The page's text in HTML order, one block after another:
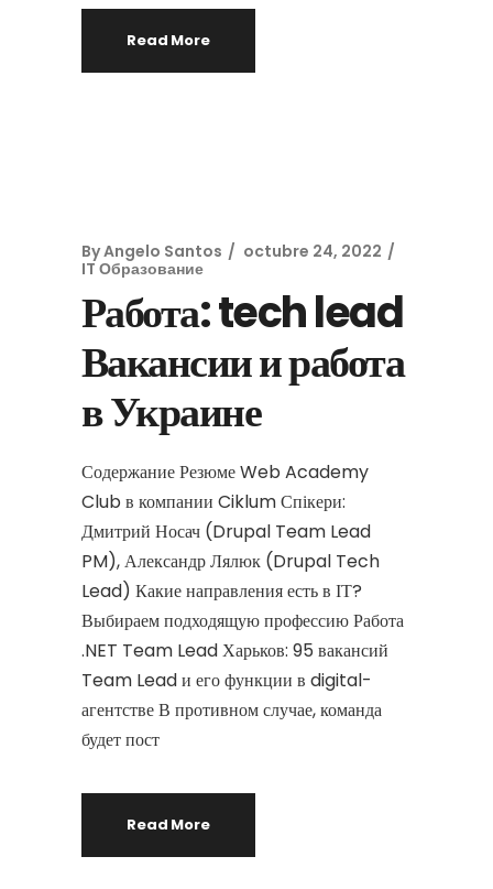
Read More
ByAngelo Santos
octubre 24, 2022
IT Образование
Работа: tech lead
Вакансии и работа
в Украине
Содержание Резюме Web Academy
Club в компании Ciklum Спікери:
Дмитрий Носач (Drupal Team Lead
PM), Александр Лялюк (Drupal Tech
Lead) Какие направления есть в ІТ?
Выбираем подходящую профессию Работа
.NET Team Lead Харьков: 95 вакансий
Team Lead и его функции в digital-
агентстве В противном случае, команда
будет пост
Read More